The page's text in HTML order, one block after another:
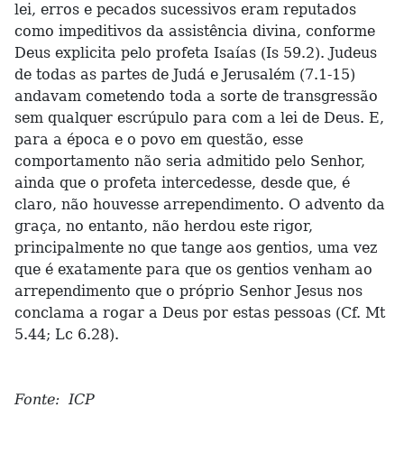
lei, erros e pecados sucessivos eram reputados
como impeditivos da assistência divina, conforme
Deus explicita pelo profeta Isaías (Is 59.2). Judeus
de todas as partes de Judá e Jerusalém (7.1-15)
andavam cometendo toda a sorte de transgressão
sem qualquer escrúpulo para com a lei de Deus. E,
para a época e o povo em questão, esse
comportamento não seria admitido pelo Senhor,
ainda que o profeta intercedesse, desde que, é
claro, não houvesse arrependimento. O advento da
graça, no entanto, não herdou este rigor,
principalmente no que tange aos gentios, uma vez
que é exatamente para que os gentios venham ao
arrependimento que o próprio Senhor Jesus nos
conclama a rogar a Deus por estas pessoas (Cf. Mt
5.44; Lc 6.28).
Fonte: ICP